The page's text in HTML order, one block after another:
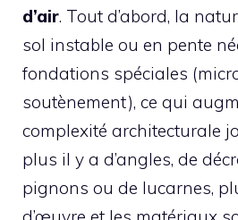
d’air. Tout d’abord, la
sol instable ou en pente
fondations spéciales
soutènement), ce qui
complexité architecturale
plus il y a d’angles, de
pignons ou de lucarnes,